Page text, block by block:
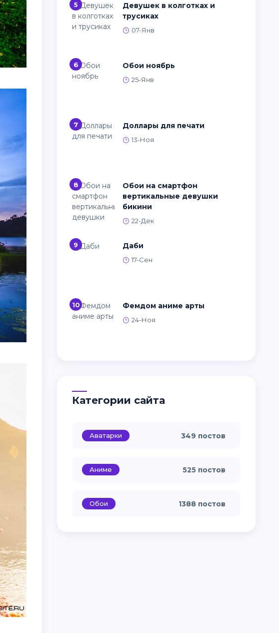
5
Девушек в колготках и
трусиках
07-Янв
6 Обои ноябрь
25-Янв
7 Доллары для печати
13-Ноя
8
Обои на смартфон
вертикальные девушки
бикини
22-Дек
9 Даби
17-Сен
10 Фемдом аниме арты
24-Ноя
Категории сайта
Аватарки 349 постов
Аниме 525 постов
Обои 1388 постов